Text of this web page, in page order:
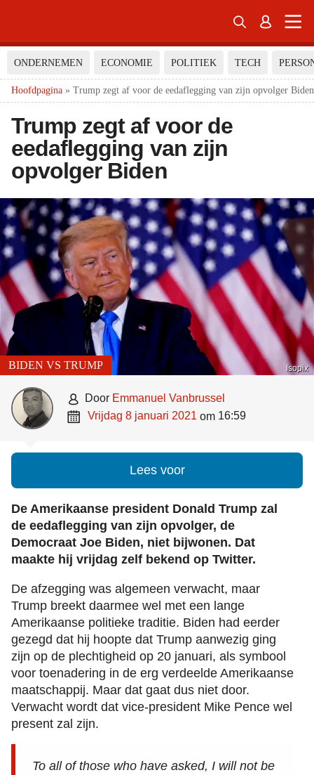
 
ONDERNEMEN ECONOMIE POLITIEK TECH
Hoofdpagina » Trump zegt af voor de eedaflegging van zijn opvolger Biden
Trump zegt af voor de
eedaflegging van zijn
opvolger Biden
Isopix
BIDEN VS TRUMP
 door Emmanuel Vanbrussel
 vrijdag 8 januari 2021 om 16:59
Lees voor
De Amerikaanse president Donald Trump zal
de eedaflegging van zijn opvolger, de
Democraat Joe Biden, niet bijwonen. Dat
maakte hij vrijdag zelf bekend op Twitter.
De afzegging was algemeen verwacht, maar
Trump breekt daarmee wel met een lange
Amerikaanse politieke traditie. Biden had eerder
gezegd dat hij hoopte dat Trump aanwezig ging
zijn op de plechtigheid op 20 januari, als symbool
voor toenadering in de erg verdeelde Amerikaanse
maatschappij. Maar dat gaat dus niet door.
Verwacht wordt dat vice-president Mike Pence wel
present zal zijn.
To all of those who have asked, I will not be